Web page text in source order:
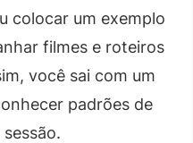
colocar um exemplo
filmes e roteiros
você sai com um
padrões de